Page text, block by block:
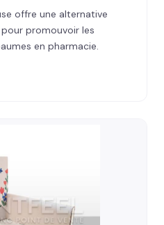
offre une alternative
promouvoir les
en pharmacie.